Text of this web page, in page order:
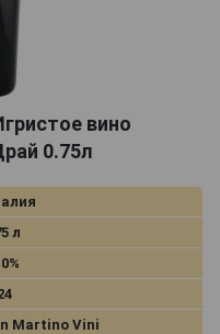
вино
0.75л
л
Martino Vini